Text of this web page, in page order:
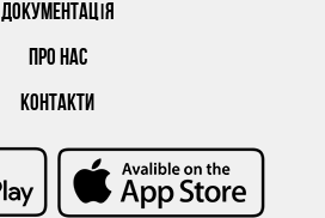
ДОКУМЕНТАЦІЯ
ПРО НАС
КОНТАКТИ